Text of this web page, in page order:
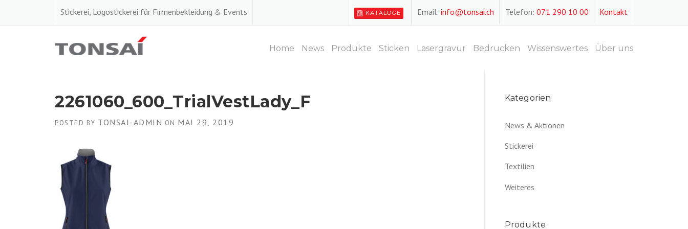
Stickerei, Logostickerei für Firmenbekleidung & Events Kontakt
Telefon: 071 290 10 00
Email: info@tonsai.ch
KATALOGE
Home News Produkte Sticken Lasergravur Bedrucken Wissenswertes Über uns
2261060_600_TrialVestLady_F
POSTED BY TONSAI-ADMIN ON MAI 29, 2019
Kategorien
News & Aktionen
Stickerei
Textilien
Weiteres
Produkte